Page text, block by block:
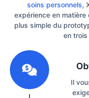
soins personnels,
expérience en
plus simple du
en
Il